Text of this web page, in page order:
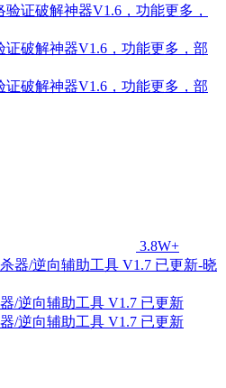
破解神器V1.6，功能更多，部
破解神器V1.6，功能更多，部
3.8W+
/逆向辅助工具 V1.7 已更新
/逆向辅助工具 V1.7 已更新